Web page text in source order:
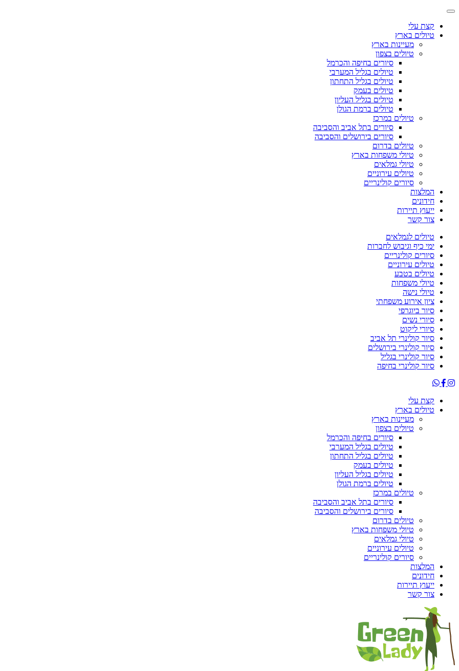
קצת עלי
טיולים בארץ
מעיינות בארץ
טיולים בצפון
סיורים בחיפה והכרמל
טיולים בגליל המערבי
טיולים בגליל התחתון
טיולים בעמק
טיולים בגליל העליון
טיולים ברמת הגולן
טיולים במרכז
סיורים בתל אביב והסביבה
סיורים בירושלים והסביבה
טיולים בדרום
טיולי משפחות בארץ
טיולי גמלאים
טיולים עירוניים
סיורים קולינריים
המלצות
חידונים
ייעוץ תיירות
צור קשר
טיולים לגמלאים
ימי כיף וגיבוש לחברות
סיורים קולינריים
טיולים עירוניים
טיולים בטבע
טיולי משפחות
טיולי נישה
ציון אירוע משפחתי
סיור ביוגרפי
סיורי נשים
סיורי ליקוט
סיור קולינרי תל אביב
סיור קולינרי בירושלים
סיור קולינרי בגליל
סיור קולינרי בחיפה
קצת עלי
טיולים בארץ
מעיינות בארץ
טיולים בצפון
סיורים בחיפה והכרמל
טיולים בגליל המערבי
טיולים בגליל התחתון
טיולים בעמק
טיולים בגליל העליון
טיולים ברמת הגולן
טיולים במרכז
סיורים בתל אביב והסביבה
סיורים בירושלים והסביבה
טיולים בדרום
טיולי משפחות בארץ
טיולי גמלאים
טיולים עירוניים
סיורים קולינריים
המלצות
חידונים
ייעוץ תיירות
צור קשר